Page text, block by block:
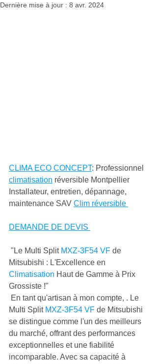
Dernière mise à jour : 8 avr. 2024
CLIMA ECO CONCEPT: Professionnel
climatisation réversible Montpellier
Installateur, entretien, dépannage,
maintenance SAV Clim réversible
DEMANDE DE DEVIS
"Le Multi Split MXZ-3F54 VF de
Mitsubishi : L'Excellence en
Climatisation Haut de Gamme à Prix
Grossiste !"
En tant qu'artisan à mon compte, . Le
Multi Split MXZ-3F54 VF de Mitsubishi
se distingue comme l'un des meilleurs
du marché, offrant des performances
exceptionnelles et une fiabilité
incomparable. Avec sa capacité à